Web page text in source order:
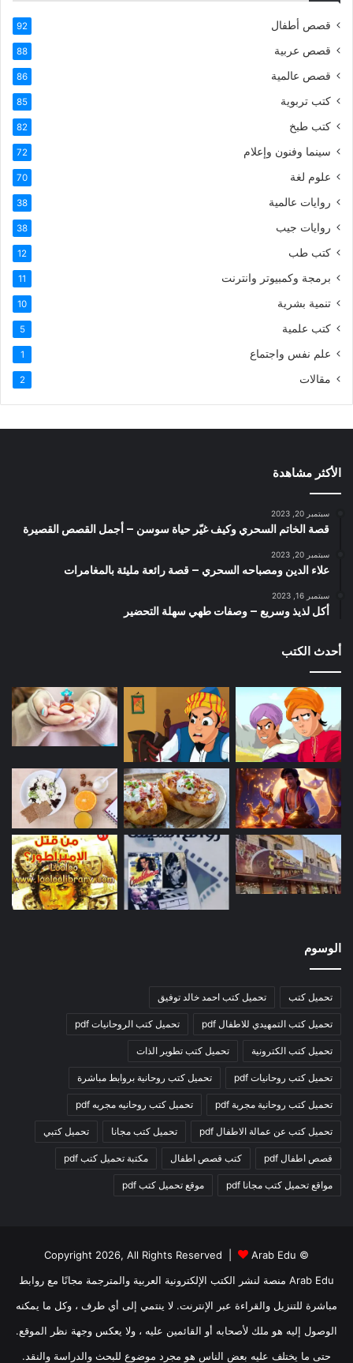
قصص أطفال 92
قصص عربية 88
قصص عالمية 86
كتب تربوية 85
كتب طبخ 82
سينما وفنون وإعلام 72
علوم لغة 70
روايات عالمية 38
روايات جيب 38
كتب طب 12
برمجة وكمبيوتر وانترنت 11
تنمية بشرية 10
كتب علمية 5
علم نفس واجتماع 1
مقالات 2
الأكثر مشاهدة
سبتمبر 20, 2023
قصة الخاتم السحري وكيف غيّر حياة سوسن – أجمل القصص القصيرة
سبتمبر 20, 2023
علاء الدين ومصباحه السحري – قصة رائعة مليئة بالمغامرات
سبتمبر 16, 2023
أكل لذيذ وسريع – وصفات طهي سهلة التحضير
أحدث الكتب
الوسوم
تحميل كتب تحميل كتب احمد خالد توفيق
تحميل كتب التمهيدي للاطفال pdf تحميل كتب الروحانيات pdf
تحميل كتب الكترونية تحميل كتب تطوير الذات
تحميل كتب روحانيات pdf تحميل كتب روحانية بروابط مباشرة
تحميل كتب روحانية مجربة pdf تحميل كتب روحانيه مجربه pdf
تحميل كتب عن عمالة الاطفال pdf تحميل كتب مجانا تحميل كتبي
قصص اطفال pdf كتب قصص اطفال مكتبة تحميل كتب pdf
مواقع تحميل كتب مجانا pdf موقع تحميل كتب pdf
© Copyright 2026, All Rights Reserved |
Arab Edu
Arab Edu منصة لنشر الكتب الإلكترونية العربية والمترجمة مجانًا مع روابط
مباشرة للتنزيل والقراءة عبر الإنترنت. لا ينتمي إلى أي طرف ، وكل ما يمكنه
الوصول إليه هو ملك لأصحابه أو القائمين عليه ، ولا يعكس وجهة نظر الموقع.
حتى ما يختلف عليه بعض الناس هو مجرد موضوع للبحث والدراسة والنقد.